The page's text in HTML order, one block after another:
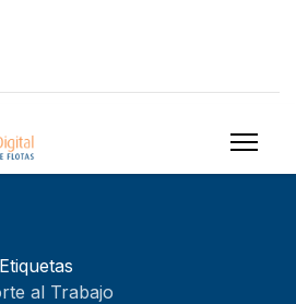
Etiquetas
al Trabajo